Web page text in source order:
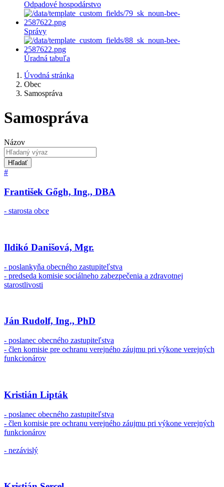
Odpadové hospodárstvo
Správy
Úradná tabuľa
Úvodná stránka
Obec
Samospráva
Samospráva
Názov
Hľadať
#
František Gőgh, Ing., DBA
- starosta obce
Ildikó Danišová, Mgr.
- poslankyňa obecného zastupiteľstva
- predseda komisie sociálneho zabezpečenia a zdravotnej
starostlivosti
Ján Rudolf, Ing., PhD
- poslanec obecného zastupiteľstva
- člen komisie pre ochranu verejného záujmu pri výkone verejných
funkcionárov
Kristián Lipták
- poslanec obecného zastupiteľstva
- člen komisie pre ochranu verejného záujmu pri výkone verejných
funkcionárov
- nezávislý